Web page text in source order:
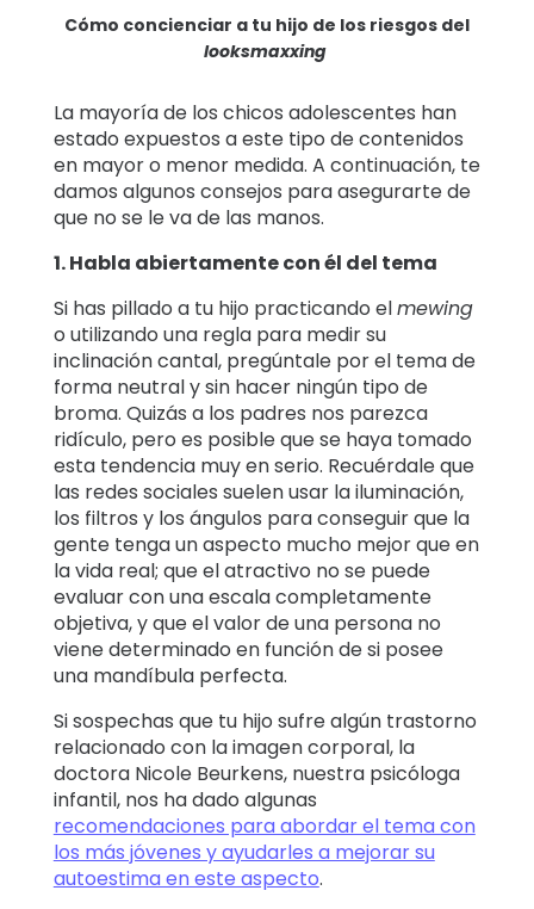
Cómo concienciar a tu hijo de los riesgos del
looksmaxxing
La mayoría de los chicos adolescentes han
estado expuestos a este tipo de contenidos
en mayor o menor medida. A continuación, te
damos algunos consejos para asegurarte de
que no se le va de las manos.
1. Habla abiertamente con él del tema
Si has pillado a tu hijo practicando elmewing
o utilizando una regla para medir su
inclinación cantal, pregúntale por el tema de
forma neutral y sin hacer ningún tipo de
broma. Quizás a los padres nos parezca
ridículo, pero es posible que se haya tomado
esta tendencia muy en serio. Recuérdale que
las redes sociales suelen usar la iluminación,
los filtros y los ángulos para conseguir que la
gente tenga un aspecto mucho mejor que en
la vida real; que el atractivo no se puede
evaluar con una escala completamente
objetiva, y que el valor de una persona no
viene determinado en función de si posee
una mandíbula perfecta.
Si sospechas que tu hijo sufre algún trastorno
relacionado con la imagen corporal, la
doctora Nicole Beurkens, nuestra psicóloga
infantil, nos ha dado algunas
recomendaciones para abordar el tema con
los más jóvenes y ayudarles a mejorar su
autoestima en este aspecto.